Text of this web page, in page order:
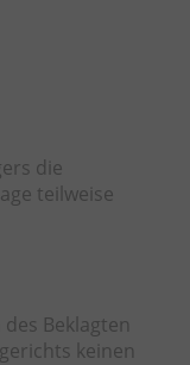
die
teilweise
Beklagten
keinen